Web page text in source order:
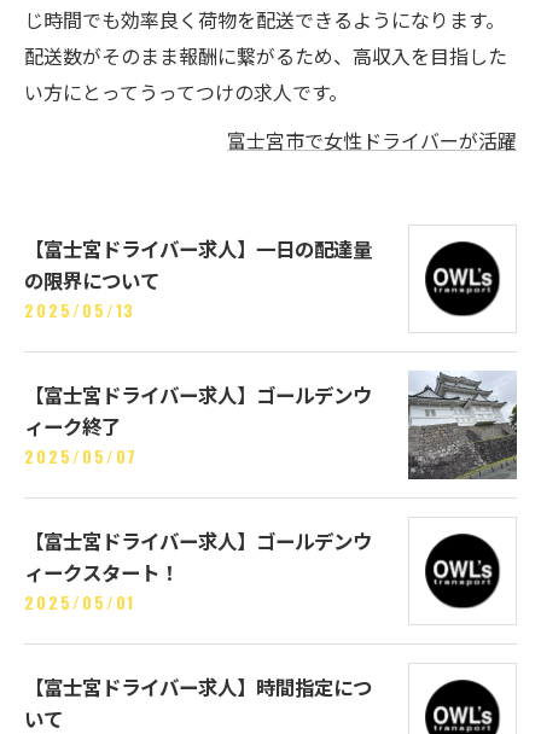
じ時間でも効率良く荷物を配送できるようになります。
配送数がそのまま報酬に繋がるため、高収入を目指した
い方にとってうってつけの求人です。
富士宮市で女性ドライバーが活躍
【富士宮ドライバー求人】一日の配達量
の限界について
2025/05/13
【富士宮ドライバー求人】ゴールデンウ
ィーク終了
2025/05/07
【富士宮ドライバー求人】ゴールデンウ
ィークスタート！
2025/05/01
【富士宮ドライバー求人】時間指定につ
いて